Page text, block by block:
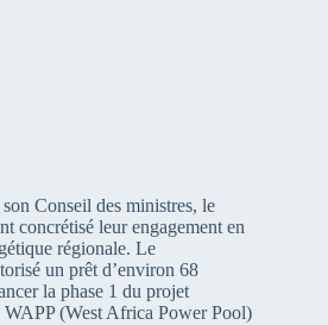
Conseil des ministres, le
concrétisé leur engagement en
régionale. Le
un prêt d’environ 68
la phase 1 du projet
(West Africa Power Pool)